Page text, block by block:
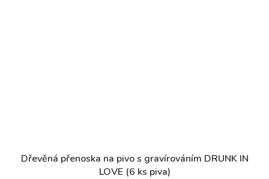
Dřevěná přenoska na pivo s gravírováním DRUNK IN
LOVE (6 ks piva)